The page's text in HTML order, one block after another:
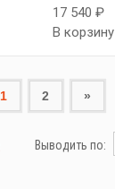
17 540 ₽
В корзину
1 2 »
Выводить по: